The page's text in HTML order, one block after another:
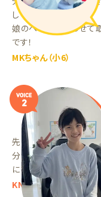
しています。
娘のペースに合わせて
です！
MKちゃん（小6）
VOICE
2
先生の授業が分かりや
分からなかった問題が
になった。
KNちゃん（小5）